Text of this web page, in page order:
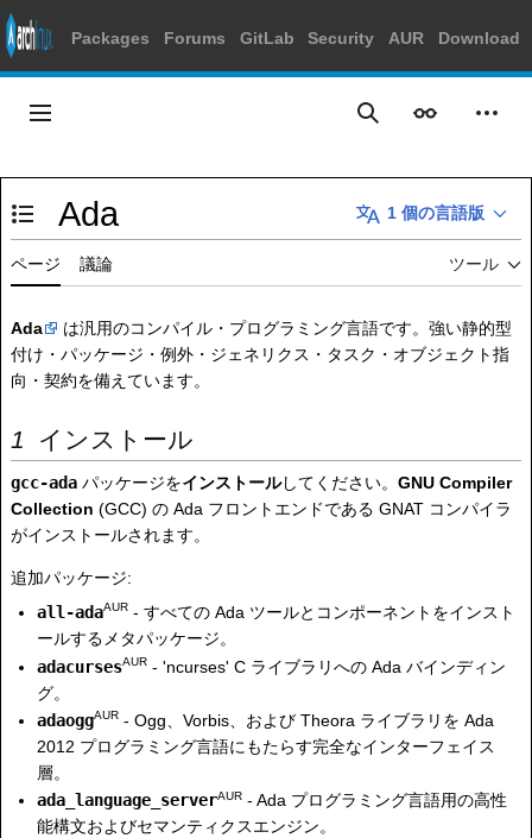
Packages Forums GitLab Security AUR Download
に
ス
キ
ッ
メインメニュー 検索 表示 個人
目次の表示・非表示を切り替え
Ada 1 個の言語版
ページ 議論 ツール
Ada
は汎用のコンパイル・プログラミング言語です。強い静的型
付け・パッケージ・例外・ジェネリクス・タスク・オブジェクト指
向・契約を備えています。
インストール
gcc-ada パッケージをインストールしてください。 GNU Compiler
Collection (GCC) の Ada フロントエンドである GNAT コンパイラ
がインストールされます。
追加パッケージ:
all-adaAUR - すべての Ada ツールとコンポーネントをインスト
ールするメタパッケージ。
adacursesAUR - 'ncurses' C ライブラリへの Ada バインディン
グ。
adaoggAUR - Ogg、Vorbis、および Theora ライブラリを Ada
2012 プログラミング言語にもたらす完全なインターフェイス
層。
ada_language_serverAUR - Ada プログラミング言語用の高性
能構文およびセマンティクスエンジン。